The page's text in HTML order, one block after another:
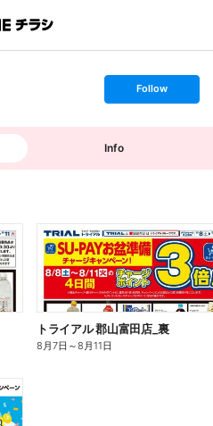
s
t
o
Follow
Info
トライアル 郡山富田店_裏
8月7日 ～8月11日